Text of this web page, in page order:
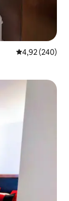
Gemiddelde
4,92 (240)